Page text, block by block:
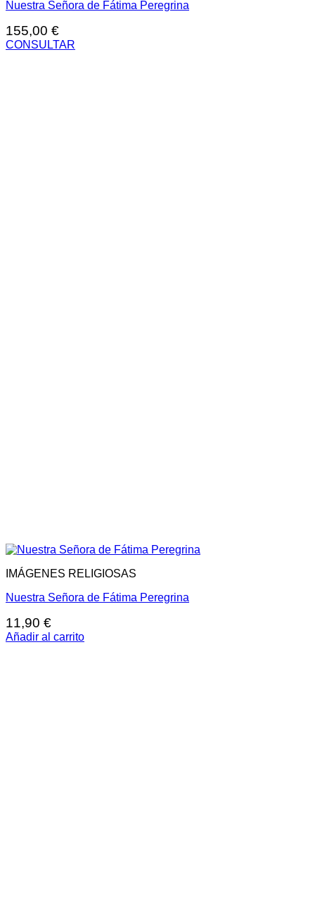
Nuestra Señora de Fátima Peregrina
155,00 €
CONSULTAR
IMÁGENES RELIGIOSAS
Nuestra Señora de Fátima Peregrina
11,90 €
Añadir al carrito